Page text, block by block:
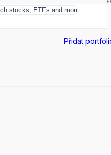
Přidat